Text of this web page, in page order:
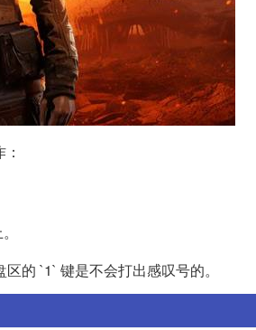
的 `1` 键是不会打出感叹号的。